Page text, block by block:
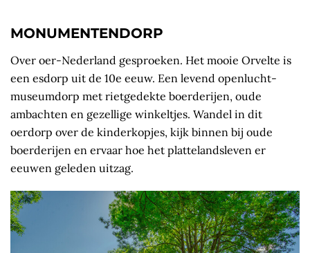
MONUMENTENDORP
Over oer-Nederland gesproeken. Het mooie Orvelte is
een esdorp uit de 10e eeuw. Een levend openlucht­
museumdorp met rietgedekte boerderijen, oude
ambachten en gezellige winkeltjes. Wandel in dit
oerdorp over de kinderkopjes, kijk binnen bij oude
boerderijen en ervaar hoe het plattelandsleven er
eeuwen geleden uitzag.